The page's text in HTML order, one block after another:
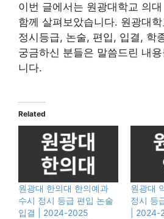
이번 글에서는 원광대학교 의
함께 살펴보았습니다. 원광대
정시등급, 논술, 편입, 입결, 학
궁금하신 분들은 말씀드린 내
니다.
Related
원광대 한의대 한의예과
수시 정시 등급 편입 논술
입결 | 2024-2025
원광대
정시 등
| 2024-